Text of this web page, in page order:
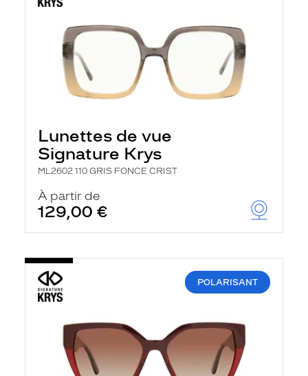
Lunettes de vue
Signature Krys
ML2602 110 GRIS FONCE CRIST
À partir de
129,00 €
POLARISANT